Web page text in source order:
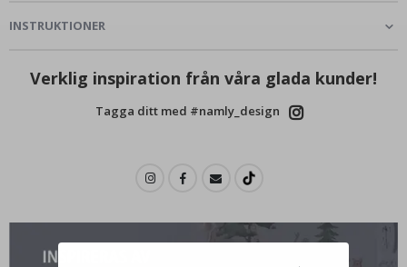
INSTRUKTIONER
Verklig inspiration från våra glada kunder!
Tagga ditt med #namly_design